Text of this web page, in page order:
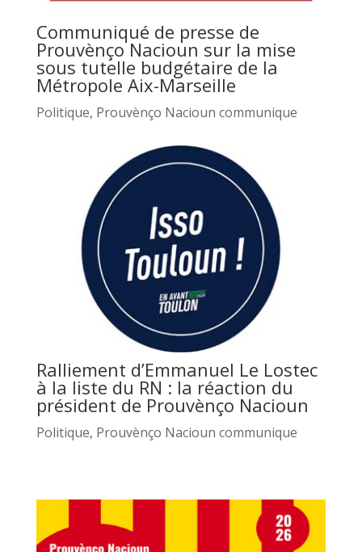
Communiqué de presse de
Prouvènço Nacioun sur la mise
sous tutelle budgétaire de la
Métropole Aix-Marseille
Politique, Prouvènço Nacioun communique
Ralliement d’Emmanuel Le Lostec
à la liste du RN : la réaction du
président de Prouvènço Nacioun
Politique, Prouvènço Nacioun communique